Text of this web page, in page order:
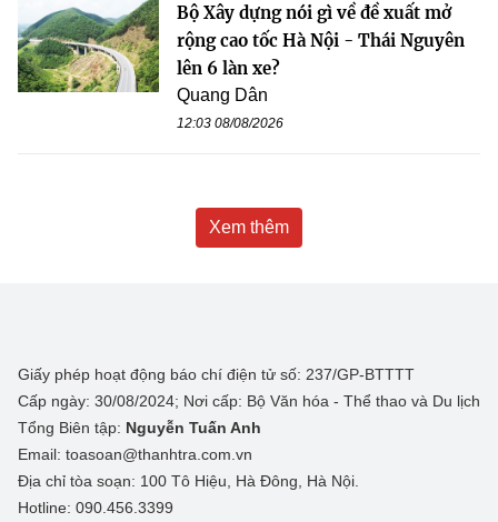
Bộ Xây dựng nói gì về đề xuất mở
rộng cao tốc Hà Nội - Thái Nguyên
lên 6 làn xe?
Quang Dân
12:03 08/08/2026
Xem thêm
Giấy phép hoạt động báo chí điện tử số: 237/GP-BTTTT
Cấp ngày: 30/08/2024; Nơi cấp: Bộ Văn hóa - Thể thao và Du lịch
Tổng Biên tập: Nguyễn Tuấn Anh
Email: toasoan@thanhtra.com.vn
Địa chỉ tòa soạn: 100 Tô Hiệu, Hà Đông, Hà Nội.
Hotline: 090.456.3399